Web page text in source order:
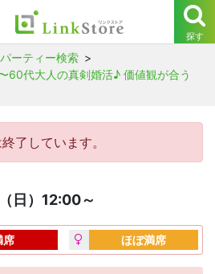
ーティー検索
60代大人の真剣婚活♪ 価値観が合う
了しています。
日）12:00～
席 ほぼ満席